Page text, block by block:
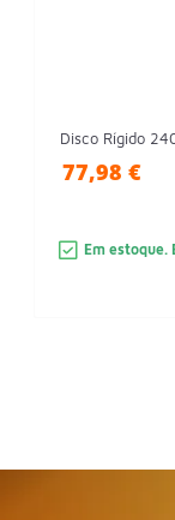
Disco Rígido
77,98 €
Em estoque.